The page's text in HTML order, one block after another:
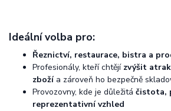
Ideální volba pro:
Řeznictví, restaurace, bistra a
Profesionály, kteří chtějí zvýšit
zbožía zároveň ho bezpečně
Provozovny, kde je důležitá čistota,
reprezentativní vzhled